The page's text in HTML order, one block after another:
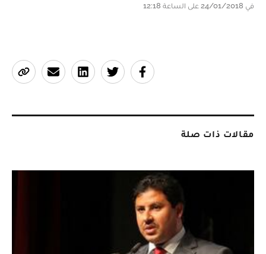
في 24/01/2018 على الساعة 12:18
مقالات ذات صلة